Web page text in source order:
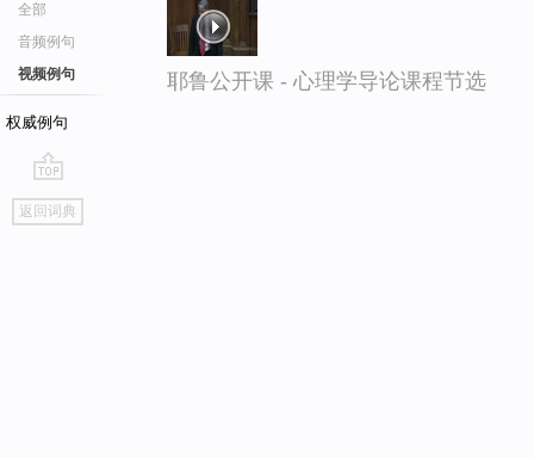
全部
音频例句
视频例句
权威例句
go
top
返回词典
耶鲁公开课 - 心理学导论课程节选